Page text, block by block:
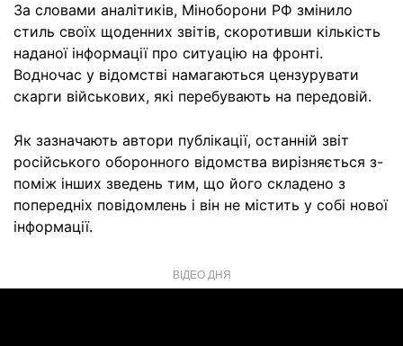
За словами аналітиків, Міноборони РФ змінило
стиль своїх щоденних звітів, скоротивши кількість
наданої інформації про ситуацію на фронті.
Водночас у відомстві намагаються цензурувати
скарги військових, які перебувають на передовій.
Як зазначають автори публікації, останній звіт
російського оборонного відомства вирізняється з-
поміж інших зведень тим, що його складено з
попередніх повідомлень і він не містить у собі нової
інформації.
ВІДЕО ДНЯ